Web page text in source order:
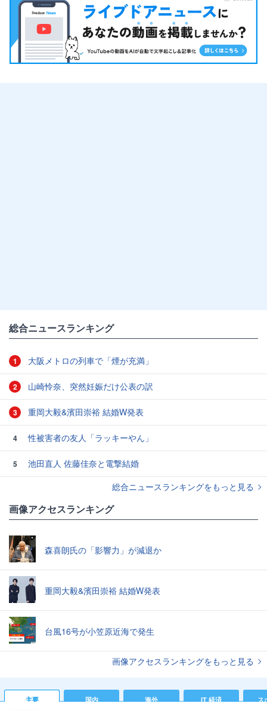
総合ニュースランキング
1 大阪メトロの列車で「煙が充満」
2 山崎怜奈、突然妊娠だけ公表の訳
3 重岡大毅&濱田崇裕 結婚W発表
4 性被害者の友人「ラッキーやん」
5
池田直人 佐藤佳奈と電撃結婚
総合ニュースランキングをもっと見る
画像アクセスランキング
森喜朗氏の「影響力」が減退か
重岡大毅&濱田崇裕 結婚W発表
台風16号が小笠原近海で発生
画像アクセスランキングをもっと見る
主要 国内 海外 IT 経済 ス